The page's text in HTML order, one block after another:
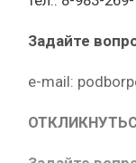
Задайте
e-mail: